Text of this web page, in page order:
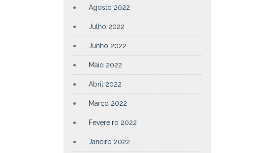
Agosto 2022
Julho 2022
Junho 2022
Maio 2022
Abril 2022
Março 2022
Fevereiro 2022
Janeiro 2022